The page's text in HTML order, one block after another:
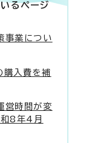
るページ
事業につい
購入費を補
営時間が変
8年4月